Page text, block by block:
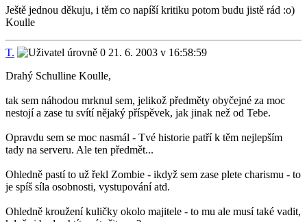
Ještě jednou děkuju, i těm co napíší kritiku potom budu jistě rád :o)
Koulle
T.
21. 6. 2003 v 16:58:59
Drahý Schulline Koulle,
tak sem náhodou mrknul sem, jelikož předměty obyčejné za moc
nestojí a zase tu svítí nějaký příspěvek, jak jinak než od Tebe.
Opravdu sem se moc nasmál - Tvé historie patří k těm nejlepším
tady na serveru. Ale ten předmět...
Ohledně pastí to už řekl Zombie - ikdyž sem zase plete charismu - to
je spíš síla osobnosti, vystupování atd.
Ohledně kroužení kuličky okolo majitele - to mu ale musí také vadit,